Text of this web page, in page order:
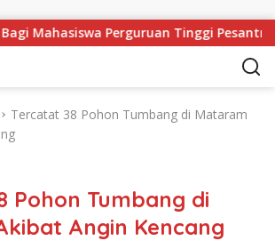
Mahasiswa Perguruan Tinggi Pesantren
Tercatat 38 Pohon Tumbang di Mataram
Pohon Tumbang di
Angin Kencang